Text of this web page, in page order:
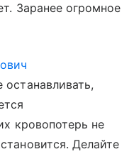
Заранее огромное
кровопотерь не
Делайте